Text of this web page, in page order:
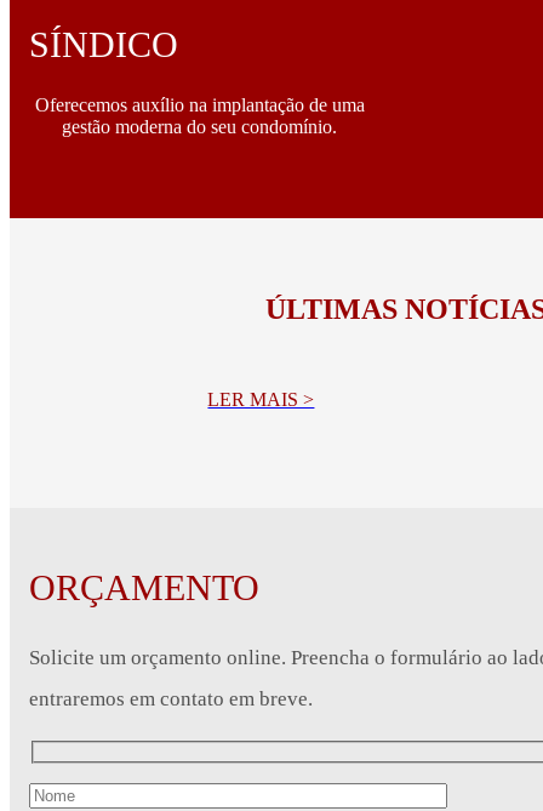
SÍNDICO
Oferecemos auxílio na implantação de uma
gestão moderna do seu condomínio.
ÚLTIMAS
LER MAIS >
ORÇAMENTO
Solicite um orçamento online. Preencha o formulário ao
entraremos em contato em breve.